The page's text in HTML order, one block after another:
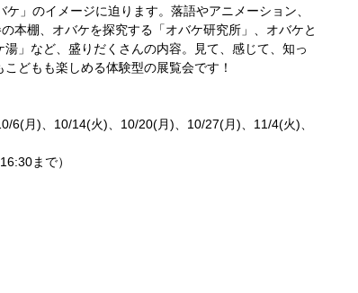
」のイメージに迫ります。落語やアニメーション、
本棚、オバケを探究する「オバケ研究所」、オバケと
」など、盛りだくさんの内容。見て、感じて、知っ
どもも楽しめる体験型の展覧会です！
6(月)、10/14(火)、10/20(月)、10/27(月)、11/4(火)、
まで）